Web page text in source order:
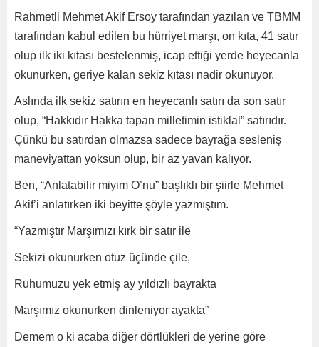
Rahmetli Mehmet Akif Ersoy tarafından yazılan ve TBMM
tarafından kabul edilen bu hürriyet marşı, on kıta, 41 satır
olup ilk iki kıtası bestelenmiş, icap ettiği yerde heyecanla
okunurken, geriye kalan sekiz kıtası nadir okunuyor.
Aslında ilk sekiz satırın en heyecanlı satırı da son satır
olup, “Hakkıdır Hakka tapan milletimin istiklal” satırıdır.
Çünkü bu satırdan olmazsa sadece bayrağa sesleniş
maneviyattan yoksun olup, bir az yavan kalıyor.
Ben, “Anlatabilir miyim O’nu” başlıklı bir şiirle Mehmet
Akif’i anlatırken iki beyitte şöyle yazmıştım.
“Yazmıştır Marşımızı kırk bir satır ile
Sekizi okunurken otuz üçünde çile,
Ruhumuzu yek etmiş ay yıldızlı bayrakta
Marşımız okunurken dinleniyor ayakta”
Demem o ki acaba diğer dörtlükleri de yerine göre